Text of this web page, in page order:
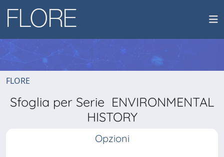
FLORE
Sfoglia per Serie ENVIRONMENTAL
HISTORY
Opzioni